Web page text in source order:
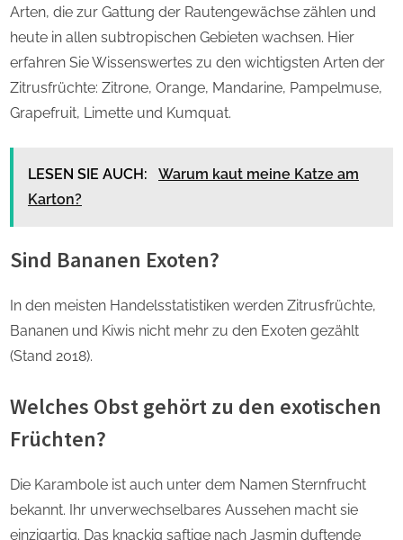
Arten, die zur Gattung der Rautengewächse zählen und
heute in allen subtropischen Gebieten wachsen. Hier
erfahren Sie Wissenswertes zu den wichtigsten Arten der
Zitrusfrüchte: Zitrone, Orange, Mandarine, Pampelmuse,
Grapefruit, Limette und Kumquat.
LESEN SIE AUCH:
Warum kaut meine Katze am
Karton?
Sind Bananen Exoten?
In den meisten Handelsstatistiken werden Zitrusfrüchte,
Bananen und Kiwis nicht mehr zu den Exoten gezählt
(Stand 2018).
Welches Obst gehört zu den exotischen
Früchten?
Die Karambole ist auch unter dem Namen Sternfrucht
bekannt. Ihr unverwechselbares Aussehen macht sie
einzigartig. Das knackig saftige nach Jasmin duftende